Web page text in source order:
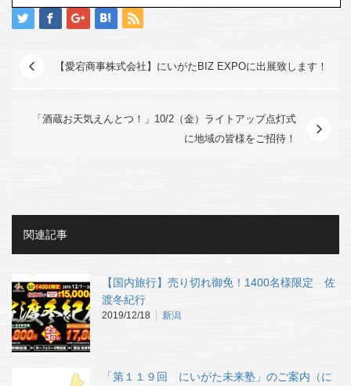
【愛宕商事株式会社】にいがたBIZ EXPOに出展致します！
「酒蔵お天気えんとつ！」10/2（金）ライトアップ点灯式
に地域の皆様をご招待！
関連記事
【国内旅行】売り切れ御免！1400名様限定 佐
渡冬紀行
2019/12/18 新潟
「第１１９回 にいがた未来塾」のご案内（に